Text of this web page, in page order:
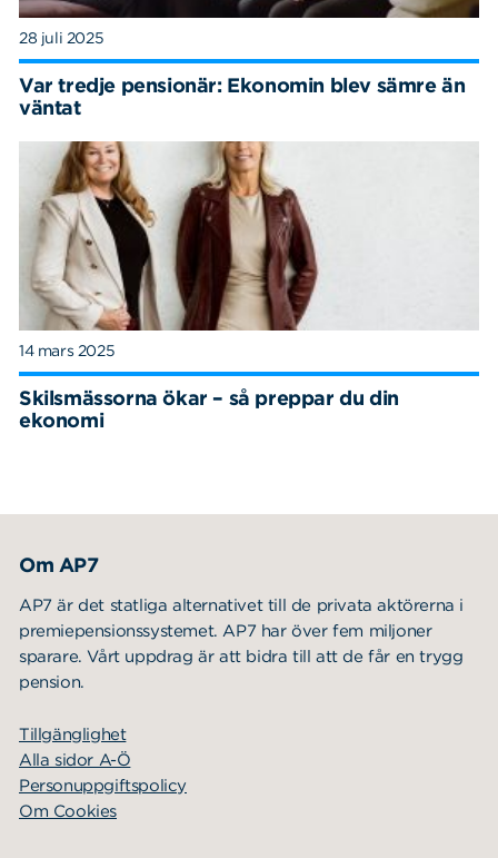
28 juli 2025
Var tredje pensionär: Ekonomin blev sämre än
väntat
14 mars 2025
Skilsmässorna ökar – så preppar du din
ekonomi
Om AP7
AP7 är det statliga alternativet till de privata aktörerna i
premiepensionssystemet. AP7 har över fem miljoner
sparare. Vårt uppdrag är att bidra till att de får en trygg
pension.
Tillgänglighet
Alla sidor A-Ö
Personuppgiftspolicy
Om Cookies